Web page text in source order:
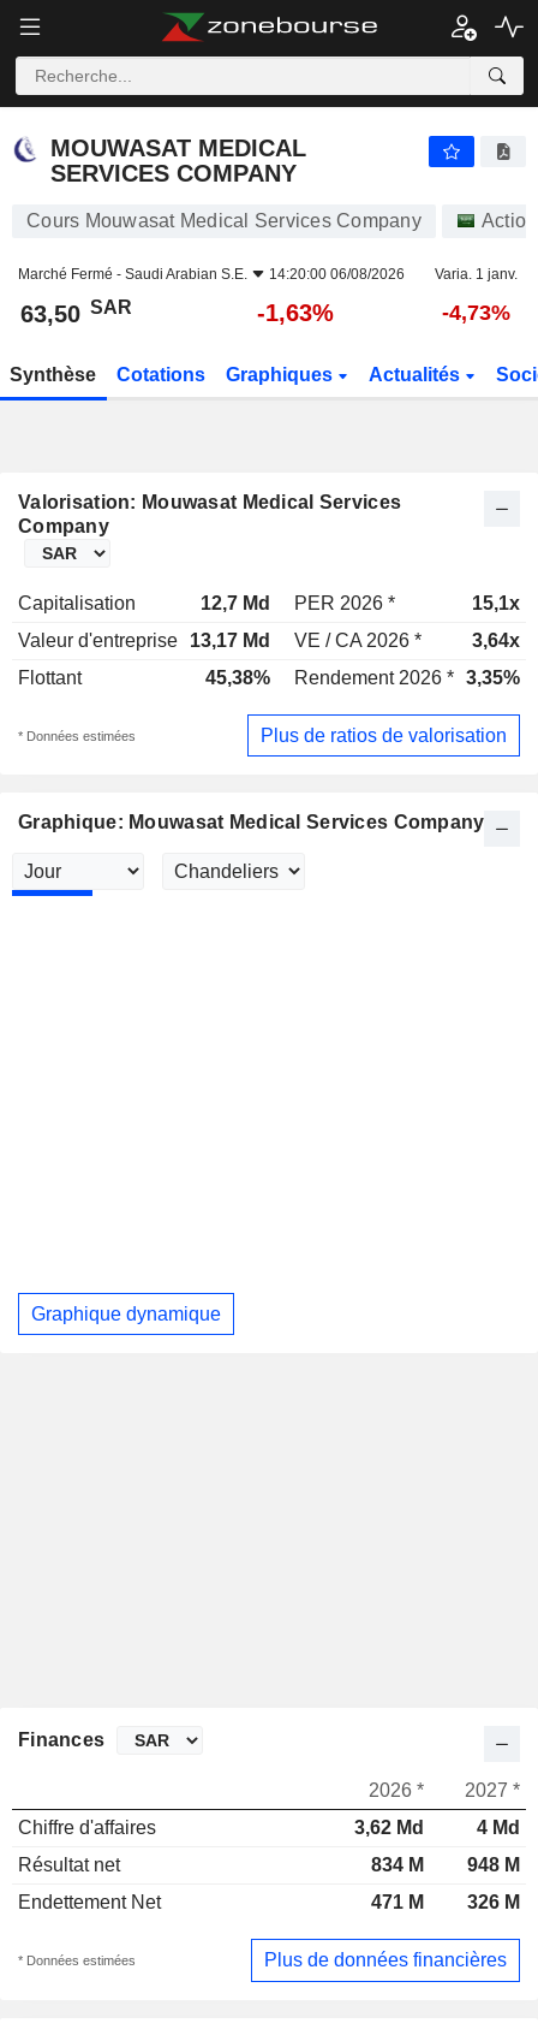
MOUWASAT MEDICAL
SERVICES COMPANY
Cours Mouwasat Medical Services Company
Marché Fermé - Saudi Arabian S.E. 14:20:00 06/08/2026 Varia. 1 janv.
63,50 SAR -1,63% -4,73%
Synthèse Cotations Graphiques Actualités
Valorisation: Mouwasat Medical Services
Company
Capitalisation 12,7 Md PER 2026 *
15,1x
Valeur d'entreprise
13,17 Md VE / CA 2026 *
3,64x
Flottant
45,38% Rendement 2026 * 3,35%
* Données estimées Plus de ratios de valorisation
Graphique: Mouwasat Medical Services Company
Graphique dynamique
Finances
2026 *
2027 *
Chiffre d'affaires
3,62 Md
4 Md
Résultat net
834 M
948 M
Endettement Net
471 M 326 M
* Données estimées Plus de données financières